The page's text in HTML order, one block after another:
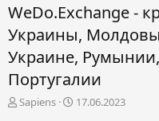
WeDo.Exchange -
Украины,
Украине,
Португалии
А
Sapiens
Д
17.06.2023